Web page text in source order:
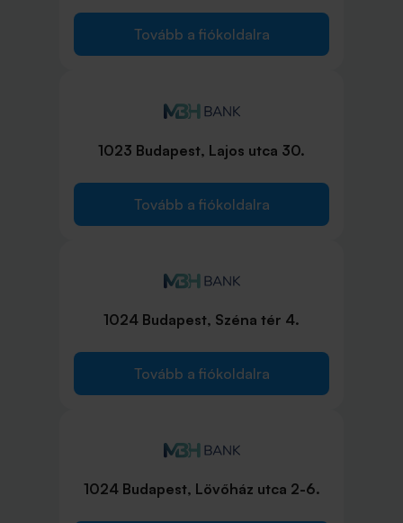
Tovább a fiókoldalra
1023 Budapest, Lajos utca 30.
Tovább a fiókoldalra
1024 Budapest, Széna tér 4.
Tovább a fiókoldalra
1024 Budapest, Lövőház utca 2-6.